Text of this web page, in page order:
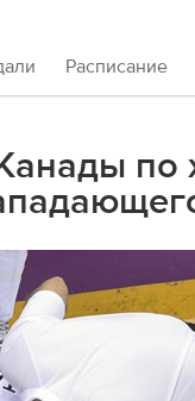
Расписание
по